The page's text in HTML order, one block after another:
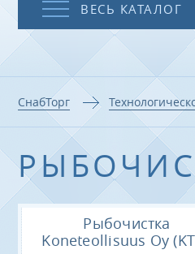
ВЕСЬ КАТАЛОГ
СнабТорг
Рыбочистка
Koneteollisuus Oy